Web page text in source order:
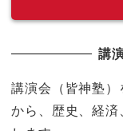
講
講演会（皆神塾
から、歴史、経